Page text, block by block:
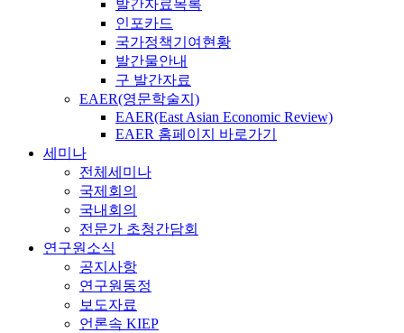
발간자료목록
인포카드
국가정책기여현황
발간물안내
구 발간자료
EAER(영문학술지)
EAER(East Asian Economic Review)
EAER 홈페이지 바로가기
세미나
전체세미나
국제회의
국내회의
전문가 초청간담회
연구원소식
공지사항
연구원동정
보도자료
언론속 KIEP